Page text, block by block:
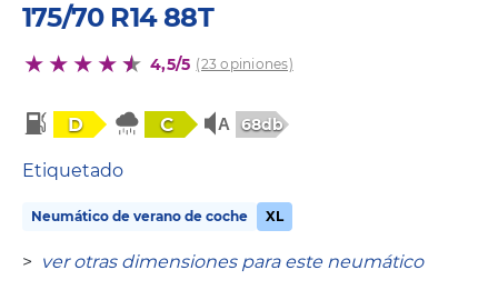
175/70 R14 88T
4,5/5 (23 opiniones)
D C 68db
Etiquetado
Neumático de verano de coche XL
> ver otras dimensiones para este neumático